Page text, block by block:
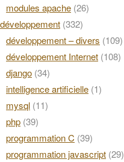
modules apache (26)
développement (332)
développement – divers (109)
développement Internet (108)
django (34)
intelligence artificielle (1)
mysql (11)
php (39)
programmation C (39)
programmation javascript (29)